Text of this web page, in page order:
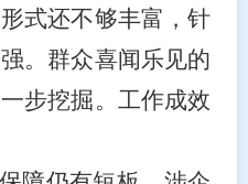
式还不够丰富，针
。群众喜闻乐见的
步挖掘。工作成效